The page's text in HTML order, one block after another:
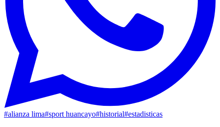
#alianza lima#sport huancayo#historial#estadisticas